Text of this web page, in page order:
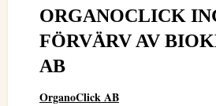
ORGANOCLICK
FÖRVÄRV AV
AB
OrganoClick AB